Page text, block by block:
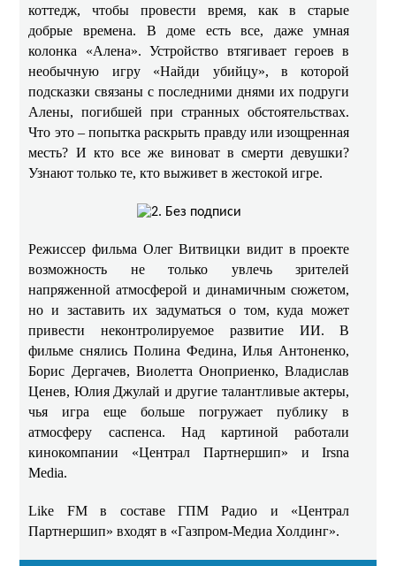
коттедж, чтобы провести время, как в старые
добрые времена. В доме есть все, даже умная
колонка «Алена». Устройство втягивает героев в
необычную игру «Найди убийцу», в которой
подсказки связаны с последними днями их подруги
Алены, погибшей при странных обстоятельствах.
Что это – попытка раскрыть правду или изощренная
месть? И кто все же виноват в смерти девушки?
Узнают только те, кто выживет в жестокой игре.
Режиссер фильма Олег Витвицки видит в проекте
возможность не только увлечь зрителей
напряженной атмосферой и динамичным сюжетом,
но и заставить их задуматься о том, куда может
привести неконтролируемое развитие ИИ. В
фильме снялись Полина Федина, Илья Антоненко,
Борис Дергачев, Виолетта Оноприенко, Владислав
Ценев, Юлия Джулай и другие талантливые актеры,
чья игра еще больше погружает публику в
атмосферу саспенса. Над картиной работали
кинокомпании «Централ Партнершип» и Irsna
Media.
Like FM в составе ГПМ Радио и «Централ
Партнершип» входят в «Газпром-Медиа Холдинг».